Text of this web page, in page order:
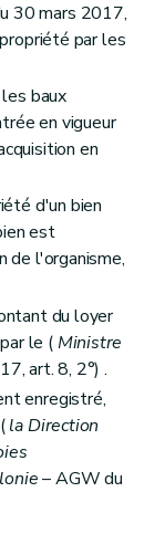
30 mars 2017,
par les
baux
en vigueur
en
d'un bien
est
de l'organisme,
du loyer
le (Ministre
art. 8, 2°) .
enregistré,
la Direction
– AGW du